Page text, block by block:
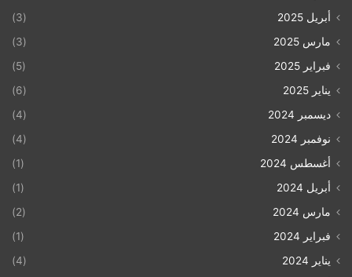
أبريل 2025
(3)
مارس 2025
(3)
فبراير 2025
(5)
يناير 2025
(6)
ديسمبر 2024
(4)
نوفمبر 2024
(4)
أغسطس 2024
(1)
أبريل 2024
(1)
مارس 2024
(2)
فبراير 2024
(1)
يناير 2024
(4)